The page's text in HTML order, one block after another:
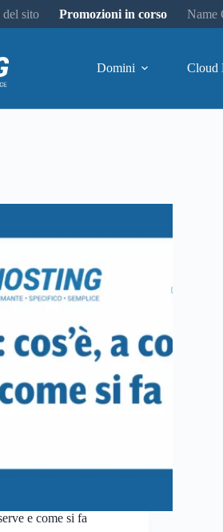
del sito Promozioni in corso Name
Domini Cloud
e come si fa